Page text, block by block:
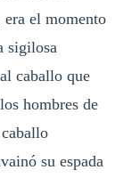
el momento
sigilosa
caballo que
hombres de
su espada